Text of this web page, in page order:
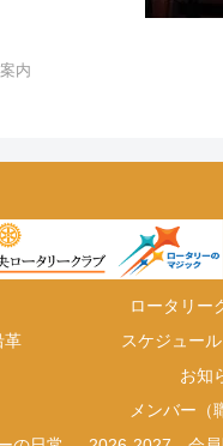
内
ロータリー
革
スケジュー
お知
メンバー（